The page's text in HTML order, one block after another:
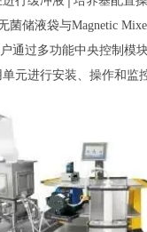
菌储液袋与Magnetic
通过多功能中央控制模
元进行安装、操作和监